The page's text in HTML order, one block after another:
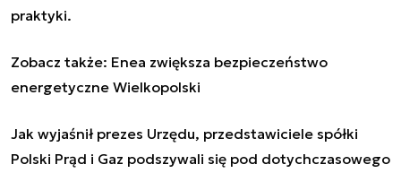
praktyki.
Zobacz także: Enea zwiększa bezpieczeństwo
energetyczne Wielkopolski
Jak wyjaśnił prezes Urzędu, przedstawiciele spółki
Polski Prąd i Gaz podszywali się pod dotychczasowego